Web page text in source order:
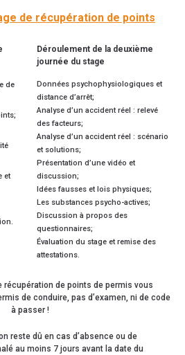
de récupération de points
Déroulement de la deuxième
journée du stage
de
et
Données psychophysiologiques et
distance d’arrêt;
Analyse d’un accident réel : relevé
des facteurs;
Analyse d’un accident réel : scénario
et solutions;
Présentation d’une vidéo et
discussion;
Idées fausses et lois physiques;
Les substances psycho-actives;
Discussion à propos des
questionnaires;
Évaluation du stage et remise des
attestations.
récupération de points de permis vous
de conduire, pas d’examen, ni de code
à passer !
reste dû en cas d’absence ou de
au moins 7 jours avant la date du